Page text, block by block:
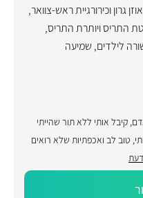
גרון וכירורגיית ראש-צוואר,
התריס ויותרת התריס,
לילדים, שמיעה
קיבל אותי ללא תור שהייתי
טוב לב ואכפתיות שלא רואים